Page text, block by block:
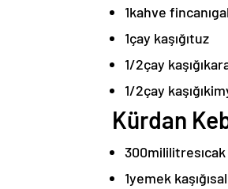
1kahve fincanı
1çay kaşığıtuz
1/2çay kaşığı
1/2çay kaşığı
Kürdan
300mililitre
1yemek kaşığı